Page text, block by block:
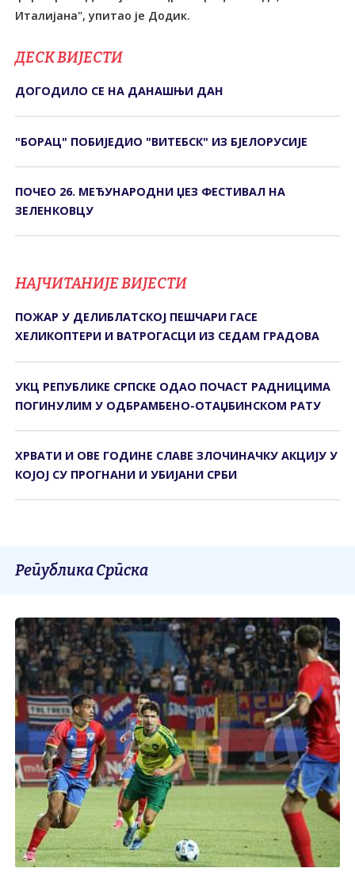
Италијана", упитао је Додик.
ДЕСК ВИЈЕСТИ
ДОГОДИЛО СЕ НА ДАНАШЊИ ДАН
"БОРАЦ" ПОБИЈЕДИО "ВИТЕБСК" ИЗ БЈЕЛОРУСИЈЕ
ПОЧЕО 26. МЕЂУНАРОДНИ ЏЕЗ ФЕСТИВАЛ НА
ЗЕЛЕНКОВЦУ
НАЈЧИТАНИЈЕ ВИЈЕСТИ
ПОЖАР У ДЕЛИБЛАТСКОЈ ПЕШЧАРИ ГАСЕ
ХЕЛИКОПТЕРИ И ВАТРОГАСЦИ ИЗ СЕДАМ ГРАДОВА
УКЦ РЕПУБЛИКЕ СРПСКЕ ОДАО ПОЧАСТ РАДНИЦИМА
ПОГИНУЛИМ У ОДБРАМБЕНО-ОТАЏБИНСКОМ РАТУ
ХРВАТИ И ОВЕ ГОДИНЕ СЛАВЕ ЗЛОЧИНАЧКУ АКЦИЈУ У
КОЈОЈ СУ ПРОГНАНИ И УБИЈАНИ СРБИ
Република Српска